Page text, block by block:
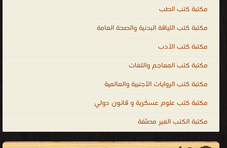
قراءة و تحميل كتب في كتب عصر الدولة العباسية مجانا
[ 39 كتاب/كتب ]